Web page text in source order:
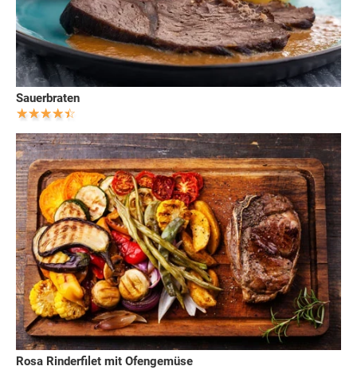
Sauerbraten
Rosa Rinderfilet mit Ofengemüse